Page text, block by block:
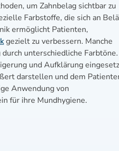
um Zahnbelag sichtbar zu
Farbstoffe, die sich an
ermöglicht Patienten,
gezielt zu verbessern. Manche
unterschiedliche Farbtöne.
und Aufklärung
darstellen und dem
Anwendung von
für ihre Mundhygiene.